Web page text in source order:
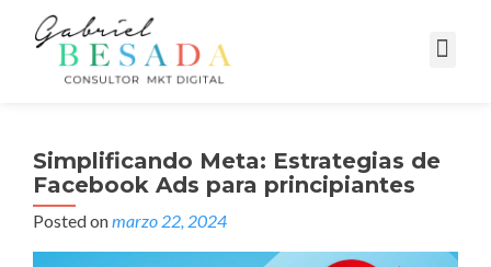
Simplificando Meta: Estrategias de
Facebook Ads para principiantes
Posted onmarzo 22, 2024